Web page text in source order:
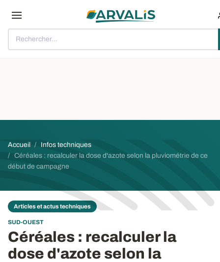
Rechercher...
Fil d'Ariane
Accueil
Infos techniques
Céréales : recalculer la dose d'azote selon la pluviométrie de ce
début de campagne
Articles et actus techniques
SUD-OUEST
Céréales : recalculer la
dose d'azote selon la